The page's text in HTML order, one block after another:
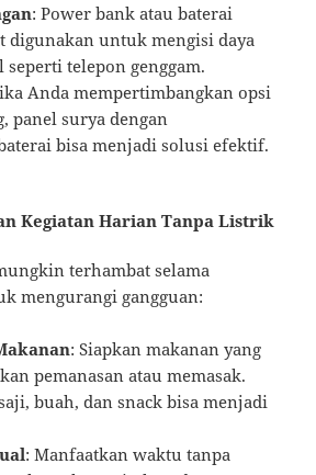
: Power bank atau baterai
digunakan untuk mengisi daya
seperti telepon genggam.
Anda mempertimbangkan opsi
panel surya dengan
bisa menjadi solusi efektif.
Kegiatan Harian Tanpa Listrik
terhambat selama
mengurangi gangguan:
: Siapkan makanan yang
pemanasan atau memasak.
buah, dan snack bisa menjadi
: Manfaatkan waktu tanpa